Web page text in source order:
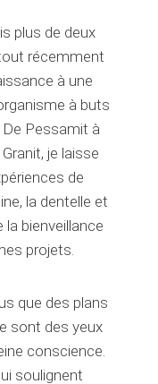
plus de deux
récemment
à une
à buts
Pessamit à
je laisse
de
la dentelle et
la bienveillance
projets.
que des plans
sont des yeux
conscience.
soulignent